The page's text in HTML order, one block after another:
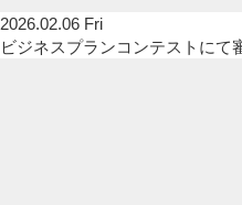
2026.02.06 Fri
ビジネスプランコンテストにて